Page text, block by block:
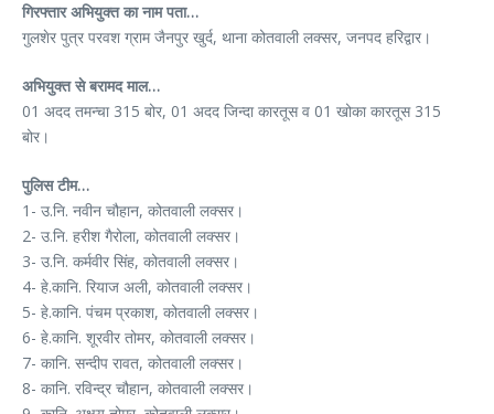
गिरफ्तार अभियुक्त का नाम पता…
गुलशेर पुत्र परवश ग्राम जैनपुर खुर्द, थाना कोतवाली लक्सर, जनपद हरिद्वार।
अभियुक्त से बरामद माल…
01 अदद तमन्चा 315 बोर, 01 अदद जिन्दा कारतूस व 01 खोका कारतूस 315
बोर।
पुलिस टीम…
1- उ.नि. नवीन चौहान, कोतवाली लक्सर।
2- उ.नि. हरीश गैरोला, कोतवाली लक्सर।
3- उ.नि. कर्मवीर सिंह, कोतवाली लक्सर।
4- हे.कानि. रियाज अली, कोतवाली लक्सर।
5- हे.कानि. पंचम प्रकाश, कोतवाली लक्सर।
6- हे.कानि. शूरवीर तोमर, कोतवाली लक्सर।
7- कानि. सन्दीप रावत, कोतवाली लक्सर।
8- कानि. रविन्द्र चौहान, कोतवाली लक्सर।